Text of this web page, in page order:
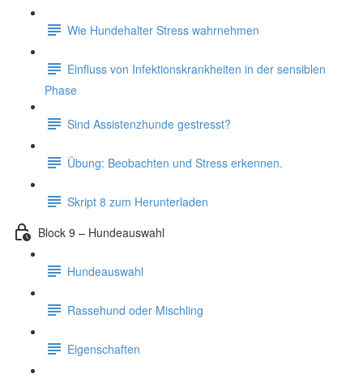
Wie Hundehalter Stress wahrnehmen
Einfluss von Infektionskrankheiten in der sensiblen
Phase
Sind Assistenzhunde gestresst?
Übung: Beobachten und Stress erkennen.
Skript 8 zum Herunterladen
Block 9 – Hundeauswahl
Hundeauswahl
Rassehund oder Mischling
Eigenschaften